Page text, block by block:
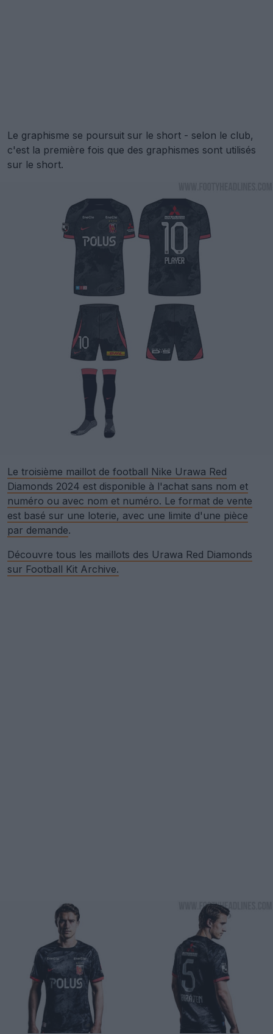
Le graphisme se poursuit sur le short - selon le club,
c'est la première fois que des graphismes sont utilisés
sur le short.
Le troisième maillot de football Nike Urawa Red
Diamonds 2024 est disponible à l'achat sans nom et
numéro ou avec nom et numéro. Le format de vente
est basé sur une loterie, avec une limite d'une pièce
par demande.
Découvre tous les maillots des Urawa Red Diamonds
sur Football Kit Archive.